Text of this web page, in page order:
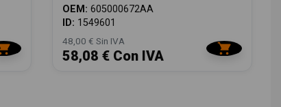
OEM: 605000672AA
ID: 1549601
48,00 € Sin IVA
58,08 € Con IVA